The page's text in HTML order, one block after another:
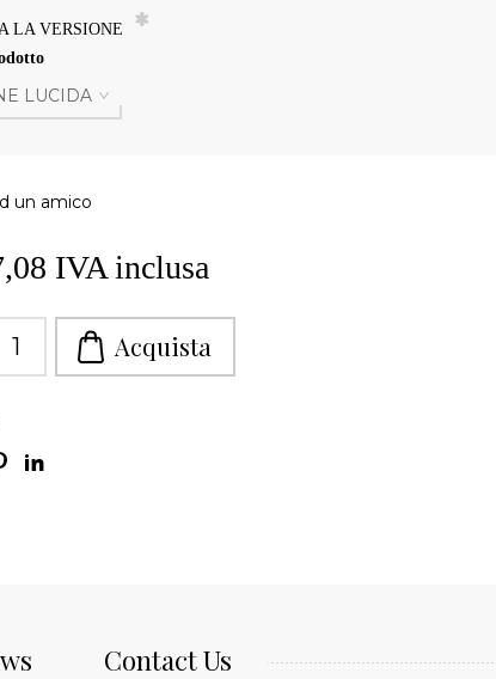
LA VERSIONE *
IVA inclusa
Contact Us